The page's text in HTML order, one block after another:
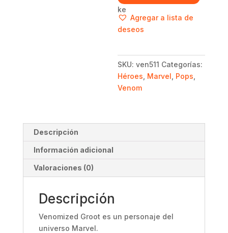
-
Marvel
cantidad
Agregar a lista de
deseos
SKU:ven511 Categorías:
Héroes Marvel Pops
Venom
Descripción
Información adicional
Valoraciones (0)
Descripción
Venomized Groot es un personaje del
universo Marvel.